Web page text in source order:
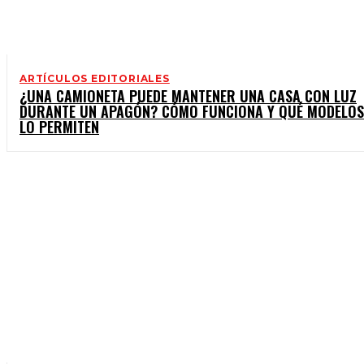
ARTÍCULOS EDITORIALES
¿UNA CAMIONETA PUEDE MANTENER UNA CASA CON LUZ
DURANTE UN APAGÓN? CÓMO FUNCIONA Y QUÉ MODELOS
LO PERMITEN